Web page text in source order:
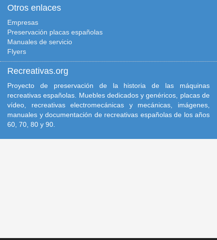
Otros enlaces
Empresas
Preservación placas españolas
Manuales de servicio
Flyers
Recreativas.org
Proyecto de preservación de la historia de las máquinas
recreativas españolas. Muebles dedicados y genéricos, placas de
vídeo, recreativas electromecánicas y mecánicas, imágenes,
manuales y documentación de recreativas españolas de los años
60, 70, 80 y 90.